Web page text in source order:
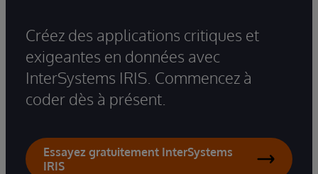
Créez des applications critiques et
exigeantes en données avec
InterSystems IRIS. Commencez à
coder dès à présent.
Essayez gratuitement InterSystems
IRIS